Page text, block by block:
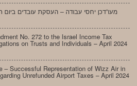
מעו”דכן יחסי עבודה – העסקת עובדים ביום
No. 272 to the Israel Income Tax
on Trusts and Individuals – April 2024
– Successful Representation of Wizz Air in
Unrefunded Airport Taxes – April 2024